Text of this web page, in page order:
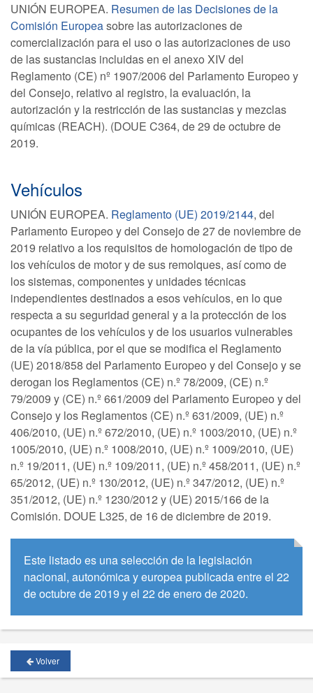
UNIÓN EUROPEA. Resumen de las Decisiones de la
Comisión Europeasobre las autorizaciones de
comercialización para el uso o las autorizaciones de uso
de las sustancias incluidas en el anexo XIV del
Reglamento (CE) nº 1907/2006 del Parlamento Europeo y
del Consejo, relativo al registro, la evaluación, la
autorización y la restricción de las sustancias y mezclas
químicas (REACH). (DOUE C364, de 29 de octubre de
2019.
Vehículos
UNIÓN EUROPEA. Reglamento (UE) 2019/2144, del
Parlamento Europeo y del Consejo de 27 de noviembre de
2019 relativo a los requisitos de homologación de tipo de
los vehículos de motor y de sus remolques, así como de
los sistemas, componentes y unidades técnicas
independientes destinados a esos vehículos, en lo que
respecta a su seguridad general y a la protección de los
ocupantes de los vehículos y de los usuarios vulnerables
de la vía pública, por el que se modifica el Reglamento
(UE) 2018/858 del Parlamento Europeo y del Consejo y se
derogan los Reglamentos (CE) n.º 78/2009, (CE) n.º
79/2009 y (CE) n.º 661/2009 del Parlamento Europeo y del
Consejo y los Reglamentos (CE) n.º 631/2009, (UE) n.º
406/2010, (UE) n.º 672/2010, (UE) n.º 1003/2010, (UE) n.º
1005/2010, (UE) n.º 1008/2010, (UE) n.º 1009/2010, (UE)
n.º 19/2011, (UE) n.º 109/2011, (UE) n.º 458/2011, (UE) n.º
65/2012, (UE) n.º 130/2012, (UE) n.º 347/2012, (UE) n.º
351/2012, (UE) n.º 1230/2012 y (UE) 2015/166 de la
Comisión. DOUE L325, de 16 de diciembre de 2019.
Este listado es una selección de la legislación
nacional, autonómica y europea publicada entre el 22
de octubre de 2019 y el 22 de enero de 2020.
Volver